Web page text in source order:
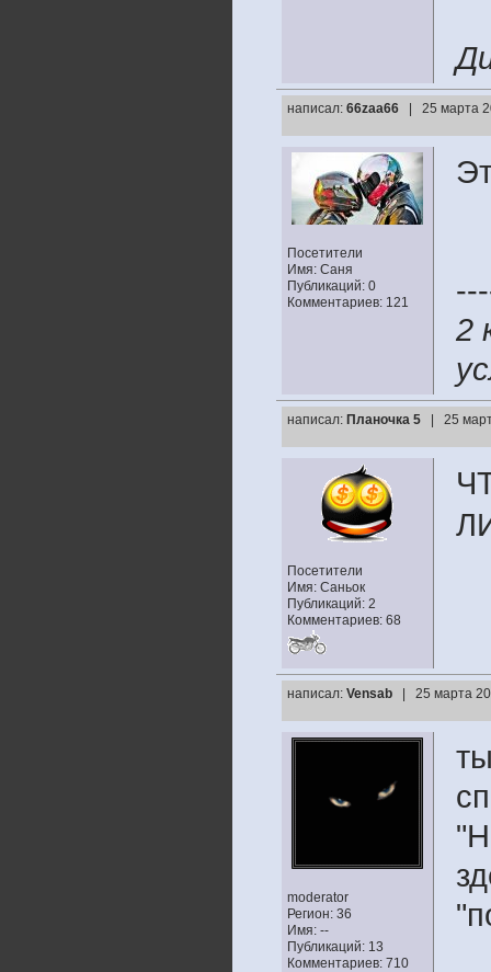
написал: 66zaa66 | 25 марта
Посетители
Имя: Саня
Публикаций: 0
Комментариев: 121
2
написал: Планочка 5 | 25
Посетители
Имя: Саньок
Публикаций: 2
Комментариев: 68
написал: Vensab | 25 марта
moderator
Регион: 36
Имя: --
Публикаций: 13
Комментариев: 710